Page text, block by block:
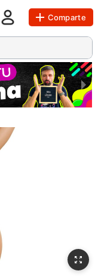
Comparte